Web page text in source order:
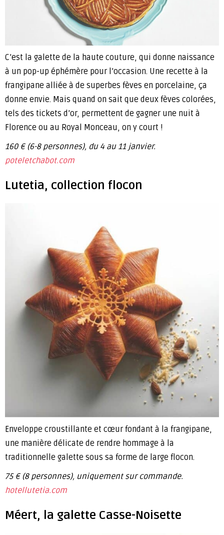
C’est la galette de la haute couture, qui donne naissance
à un pop-up éphémère pour l’occasion. Une recette à la
frangipane alliée à de superbes fèves en porcelaine, ça
donne envie. Mais quand on sait que deux fèves colorées,
tels des tickets d’or, permettent de gagner une nuit à
Florence ou au Royal Monceau, on y court !
160 € (6-8 personnes), du 4 au 11 janvier.
poteletchabot.com
Lutetia, collection flocon
Enveloppe croustillante et cœur fondant à la frangipane,
une manière délicate de rendre hommage à la
traditionnelle galette sous sa forme de large flocon.
75 € (8 personnes), uniquement sur commande.
hotellutetia.com
Méert, la galette Casse-Noisette